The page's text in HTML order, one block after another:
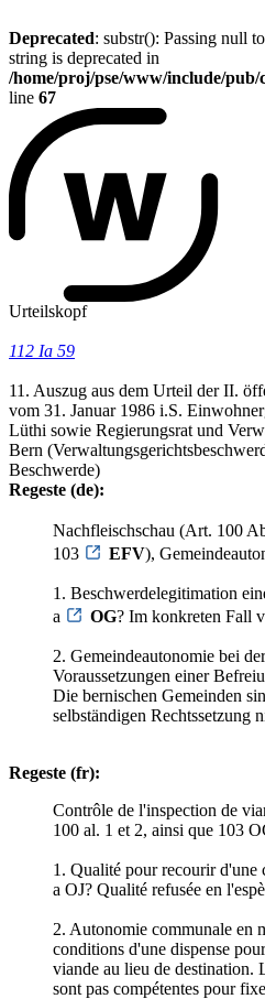
Deprecated: substr(): Passing null
string is deprecated in
/home/proj/pse/www/include/pub/
line 67
Urteilskopf
112 Ia 59
11. Auszug aus dem Urteil der II.
vom 31. Januar 1986 i.S.
Lüthi sowie Regierungsrat und
Bern
Beschwerde)
Regeste (de):
Nachfleischschau (Art. 100
103
EFV),
1. Beschwerdelegitimation
a
OG? Im konkreten Fall
2. Gemeindeautonomie bei
Voraussetzungen einer
Die bernischen Gemeinden
selbständigen Rechtssetzung
Regeste (fr):
Contrôle de l'inspection de
100 al. 1 et 2, ainsi que 103
1. Qualité pour recourir d'une
a OJ? Qualité refusée en
2. Autonomie communale en
conditions d'une dispense
viande au lieu de destination.
sont pas compétentes pour